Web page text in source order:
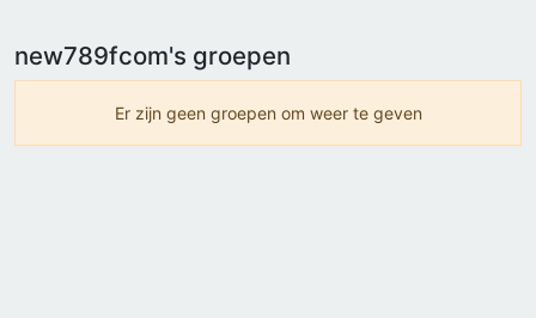
new789fcom's groepen
Er zijn geen groepen om weer te geven